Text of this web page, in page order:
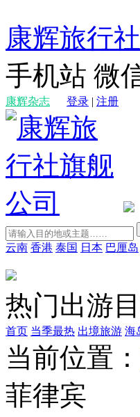
康辉旅行
手机站 微
康辉杂志 登录 | 注册
云南 香港 泰国 日本 巴厘岛
热门出游
首页 当季最热 出境旅游 海
当前位置：
菲律宾